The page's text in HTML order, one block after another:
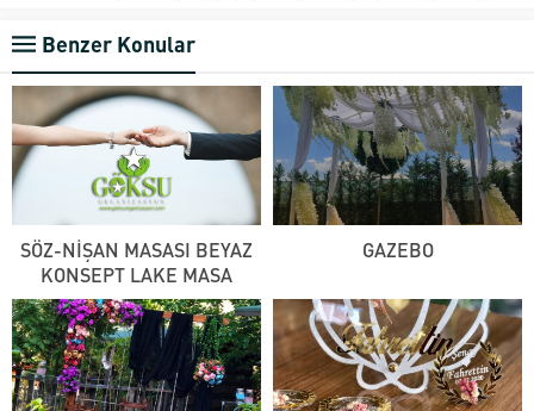
Benzer Konular
SÖZ-NİŞAN MASASI BEYAZ
KONSEPT LAKE MASA
GAZEBO